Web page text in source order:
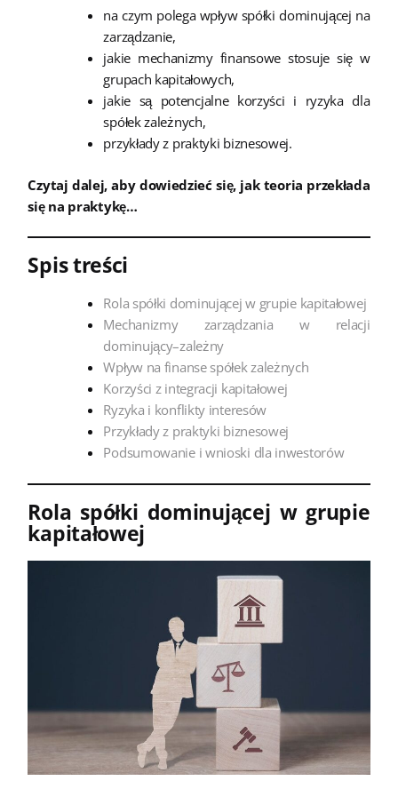
na czym polega wpływ spółki dominującej na
zarządzanie,
jakie mechanizmy finansowe stosuje się w
grupach kapitałowych,
jakie są potencjalne korzyści i ryzyka dla
spółek zależnych,
przykłady z praktyki biznesowej.
Czytaj dalej, aby dowiedzieć się, jak teoria przekłada
się na praktykę…
Spis treści
Rola spółki dominującej w grupie kapitałowej
Mechanizmy zarządzania w relacji
dominujący–zależny
Wpływ na finanse spółek zależnych
Korzyści z integracji kapitałowej
Ryzyka i konflikty interesów
Przykłady z praktyki biznesowej
Podsumowanie i wnioski dla inwestorów
Rola spółki dominującej w grupie
kapitałowej